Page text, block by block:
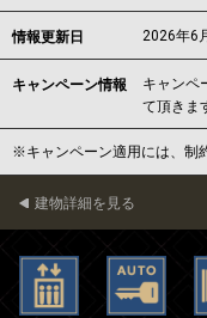
情報更新日 2026年6
キャンペーン情報
キャンペ
て頂きま
※キャンペーン適用には、制
建物詳細を見る